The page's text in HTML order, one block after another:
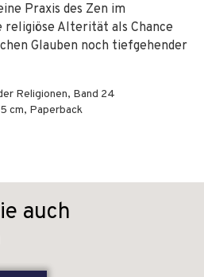
Praxis des Zen im
Alterität als Chance
Glauben noch tiefgehender
Religionen, Band 24
cm, Paperback
auch